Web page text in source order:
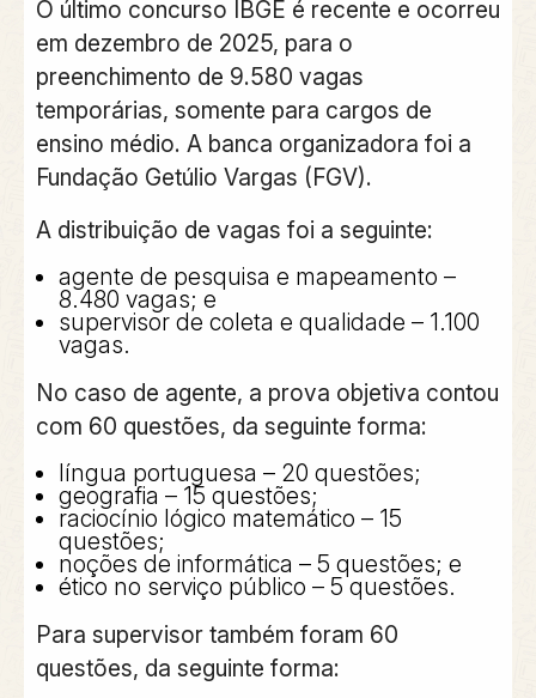
O último concurso IBGE é recente e ocorreu
em dezembro de 2025, para o
preenchimento de 9.580 vagas
temporárias, somente para cargos de
ensino médio. A banca organizadora foi a
Fundação Getúlio Vargas (FGV).
A distribuição de vagas foi a seguinte:
agente de pesquisa e mapeamento –
8.480 vagas; e
supervisor de coleta e qualidade – 1.100
vagas.
No caso de agente, a prova objetiva contou
com 60 questões, da seguinte forma:
língua portuguesa – 20 questões;
geografia – 15 questões;
raciocínio lógico matemático – 15
questões;
noções de informática – 5 questões; e
ético no serviço público – 5 questões.
Para supervisortambém foram 60
questões, da seguinte forma: